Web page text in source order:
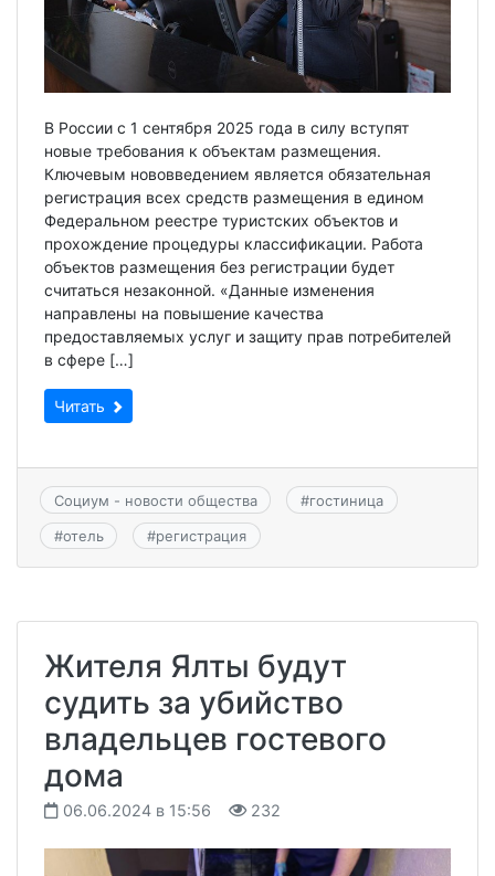
В России с 1 сентября 2025 года в силу вступят
новые требования к объектам размещения.
Ключевым нововведением является обязательная
регистрация всех средств размещения в едином
Федеральном реестре туристских объектов и
прохождение процедуры классификации. Работа
объектов размещения без регистрации будет
считаться незаконной. «Данные изменения
направлены на повышение качества
предоставляемых услуг и защиту прав потребителей
в сфере […]
Читать
Социум - новости общества #гостиница
#отель #регистрация
Жителя Ялты будут
судить за убийство
владельцев гостевого
дома
06.06.2024 в 15:56 232